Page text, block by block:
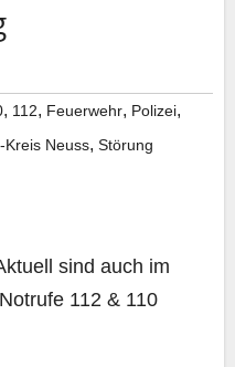
, 112, Feuerwehr, Polizei,
Kreis Neuss, Störung
sind auch im
112 & 110